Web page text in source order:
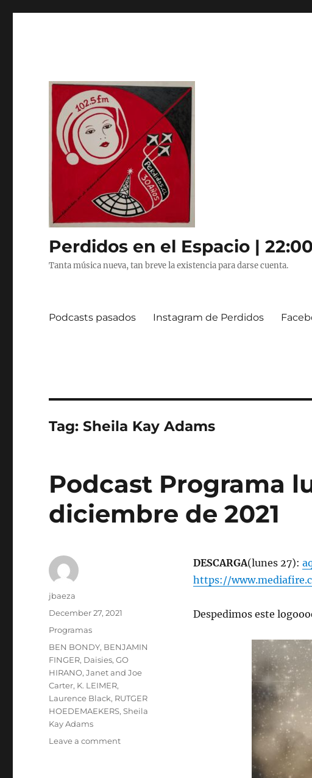
Perdidos en el Espacio |
Tanta música nueva, tan breve la existencia para darse cuenta.
Podcasts pasados Instagram de Perdidos
Tag:Sheila Kay Adams
Podcast Programa
diciembre de 2021
DESCARGA(lunes 27):
https://
Despedimos este
Author
jbaeza
Posted
December 27, 2021
Categories
Programas
Tags
BEN BONDY, BENJAMIN
FINGER, Daisies,GO
HIRANO,Janet and Joe
Carter, K. LEIMER,
Laurence Black, RUTGER
HOEDEMAEKERS,Sheila
Kay Adams
Leave a commenton